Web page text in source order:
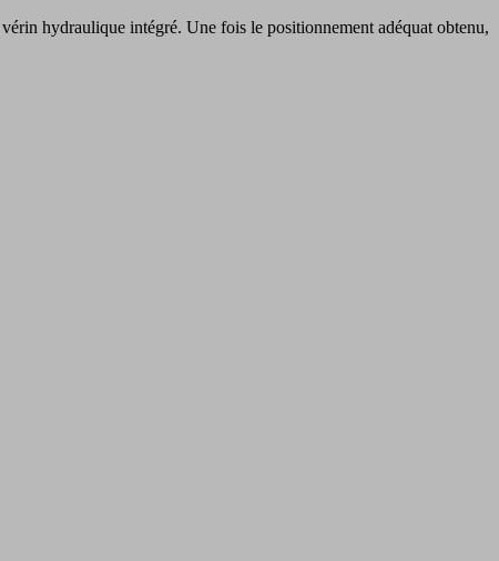
hydraulique intégré. Une fois le positionnement adéquat obtenu,